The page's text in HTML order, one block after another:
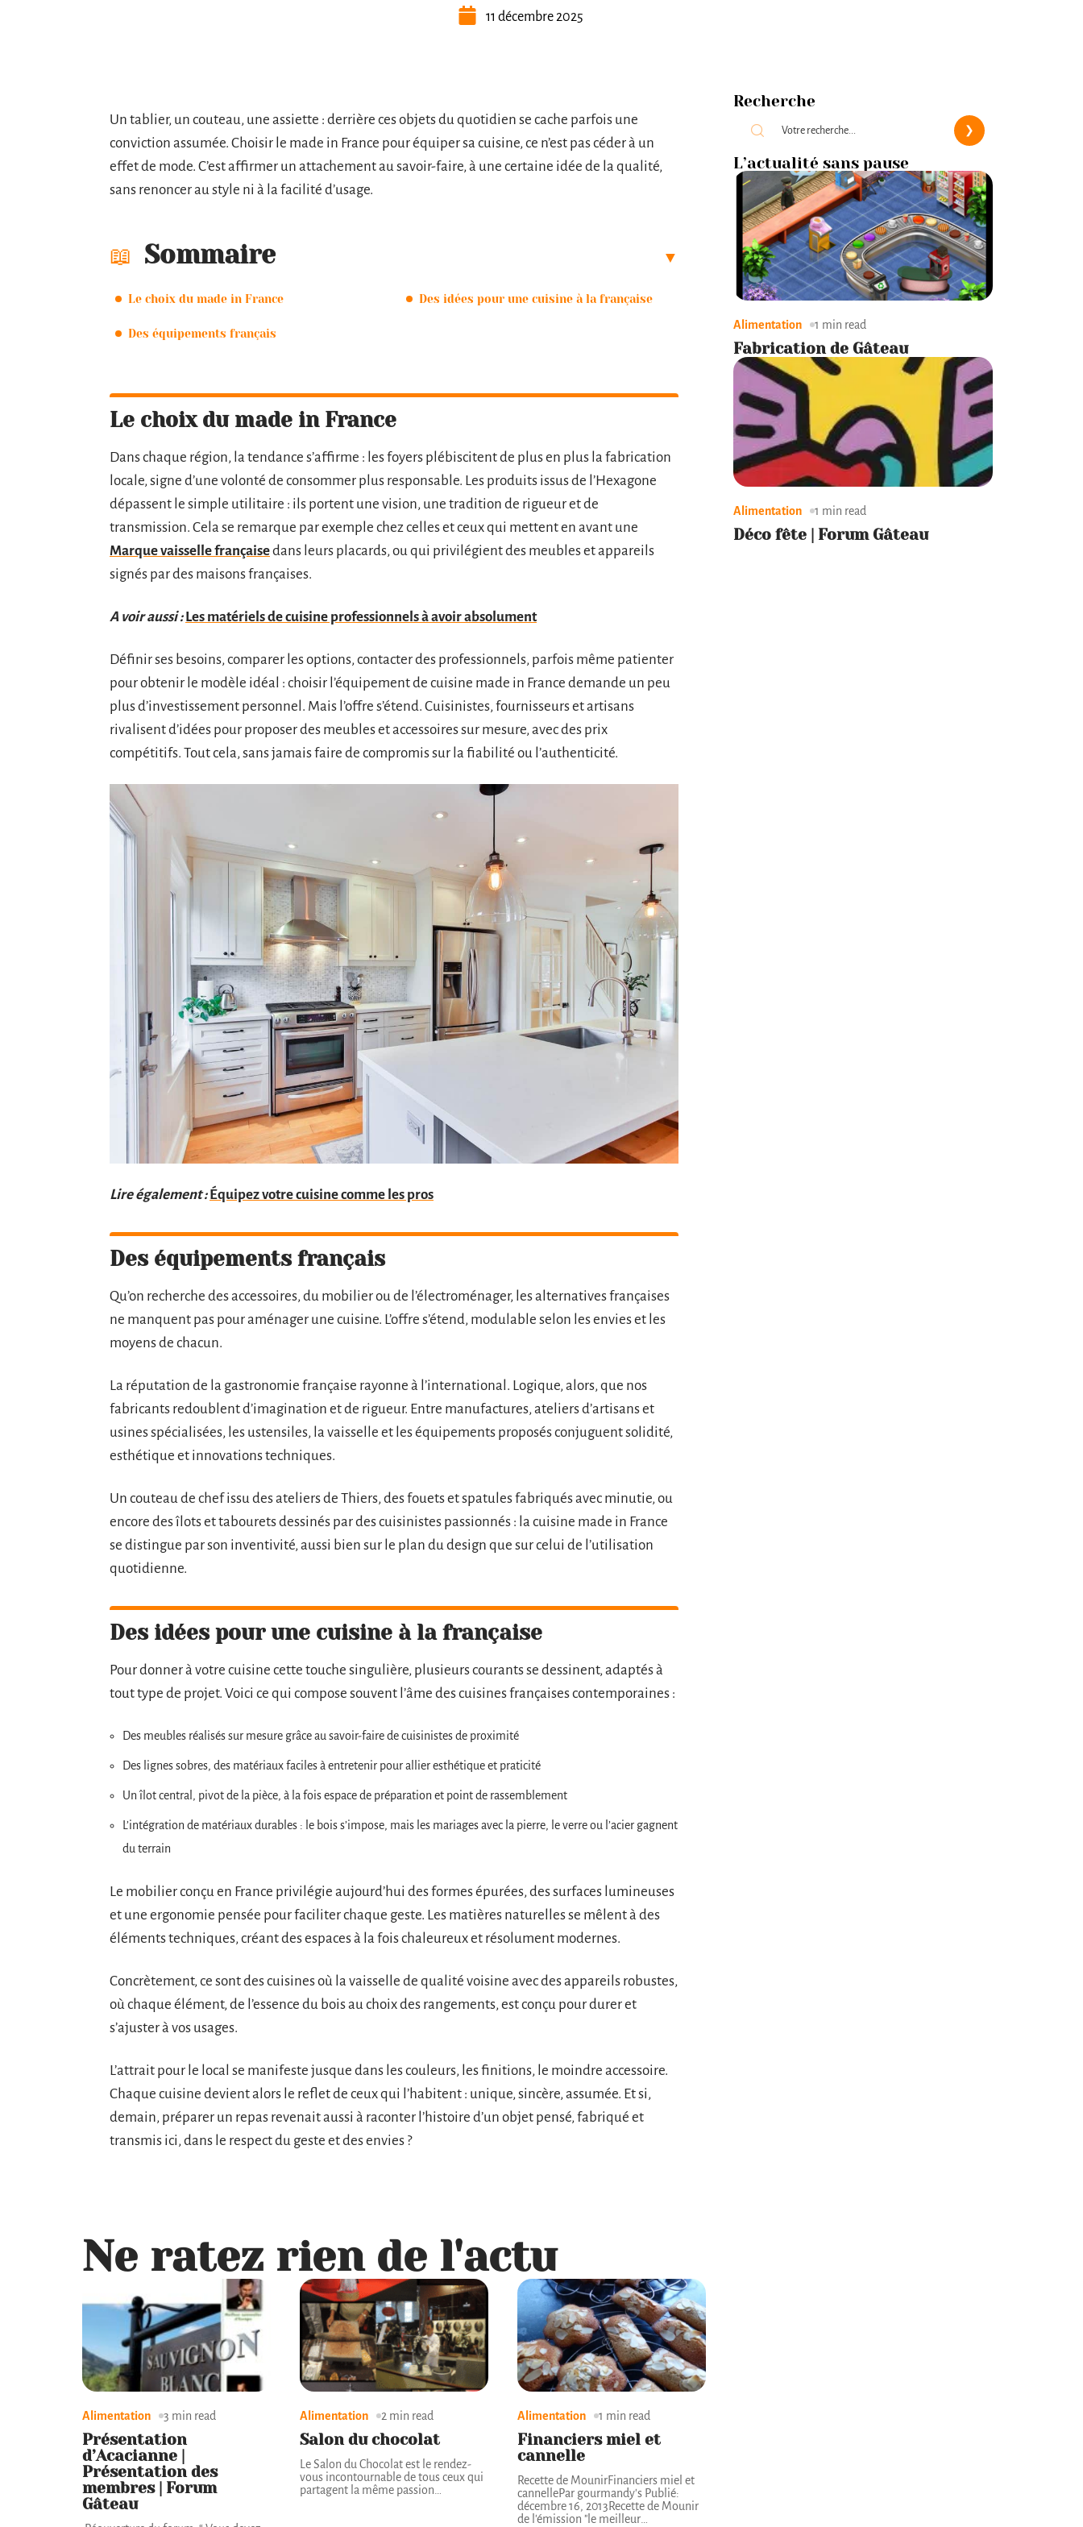
11 décembre 2025
Un tablier, un couteau, une assiette : derrière ces objets du quotidien se cache parfois une
conviction assumée. Choisir le made in France pour équiper sa cuisine, ce n’est pas céder à un
effet de mode. C’est affirmer un attachement au savoir-faire, à une certaine idée de la qualité,
sans renoncer au style ni à la facilité d’usage.
Sommaire
Le choix du made in France
Des équipements français
Des idées pour une cuisine à la française
Le choix du made in France
Dans chaque région, la tendance s’affirme : les foyers plébiscitent de plus en plus la fabrication
locale, signe d’une volonté de consommer plus responsable. Les produits issus de l’Hexagone
dépassent le simple utilitaire : ils portent une vision, une tradition de rigueur et de
transmission. Cela se remarque par exemple chez celles et ceux qui mettent en avant une
Marque vaisselle françaisedans leurs placards, ou qui privilégient des meubles et appareils
signés par des maisons françaises.
A voir aussi : Les matériels de cuisine professionnels à avoir absolument
Définir ses besoins, comparer les options, contacter des professionnels, parfois même patienter
pour obtenir le modèle idéal : choisir l’équipement de cuisine made in France demande un peu
plus d’investissement personnel. Mais l’offre s’étend. Cuisinistes, fournisseurs et artisans
rivalisent d’idées pour proposer des meubles et accessoires sur mesure, avec des prix
compétitifs. Tout cela, sans jamais faire de compromis sur la fiabilité ou l’authenticité.
Lire également : Équipez votre cuisine comme les pros
Des équipements français
Qu’on recherche des accessoires, du mobilier ou de l’électroménager, les alternatives françaises
ne manquent pas pour aménager une cuisine. L’offre s’étend, modulable selon les envies et les
moyens de chacun.
La réputation de la gastronomie française rayonne à l’international. Logique, alors, que nos
fabricants redoublent d’imagination et de rigueur. Entre manufactures, ateliers d’artisans et
usines spécialisées, les ustensiles, la vaisselle et les équipements proposés conjuguent solidité,
esthétique et innovations techniques.
Un couteau de chef issu des ateliers de Thiers, des fouets et spatules fabriqués avec minutie, ou
encore des îlots et tabourets dessinés par des cuisinistes passionnés : la cuisine made in France
se distingue par son inventivité, aussi bien sur le plan du design que sur celui de l’utilisation
quotidienne.
Des idées pour une cuisine à la française
Pour donner à votre cuisine cette touche singulière, plusieurs courants se dessinent, adaptés à
tout type de projet. Voici ce qui compose souvent l’âme des cuisines françaises contemporaines :
Des meubles réalisés sur mesure grâce au savoir-faire de cuisinistes de proximité
Des lignes sobres, des matériaux faciles à entretenir pour allier esthétique et praticité
Un îlot central, pivot de la pièce, à la fois espace de préparation et point de rassemblement
L’intégration de matériaux durables : le bois s’impose, mais les mariages avec la pierre, le verre ou l’acier gagnent
du terrain
Le mobilier conçu en France privilégie aujourd’hui des formes épurées, des surfaces lumineuses
et une ergonomie pensée pour faciliter chaque geste. Les matières naturelles se mêlent à des
éléments techniques, créant des espaces à la fois chaleureux et résolument modernes.
Concrètement, ce sont des cuisines où la vaisselle de qualité voisine avec des appareils robustes,
où chaque élément, de l’essence du bois au choix des rangements, est conçu pour durer et
s’ajuster à vos usages.
L’attrait pour le local se manifeste jusque dans les couleurs, les finitions, le moindre accessoire.
Chaque cuisine devient alors le reflet de ceux qui l’habitent : unique, sincère, assumée. Et si,
demain, préparer un repas revenait aussi à raconter l’histoire d’un objet pensé, fabriqué et
transmis ici, dans le respect du geste et des envies ?
Ne ratez rien de l'actu
Alimentation 3 min read
Présentation
d’Acacianne |
Présentation des
membres | Forum
Gâteau
Alimentation 2 min read
Salon du chocolat
Le Salon du Chocolat est le rendez-
vous incontournable de tous ceux qui
partagent la même passion
Alimentation 1 min read
Financiers miel et
cannelle
Recette de MounirFinanciers miel et
cannellePar gourmandy's Publié:
décembre 16, 2013Recette de Mounir
de l'émission "le meilleur…
Recherche
L’actualité sans pause
Alimentation 1 min read
Fabrication de Gâteau
Alimentation 1 min read
Déco fête | Forum Gâteau